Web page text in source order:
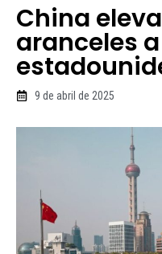
China
aranceles
9 de abril de 2025